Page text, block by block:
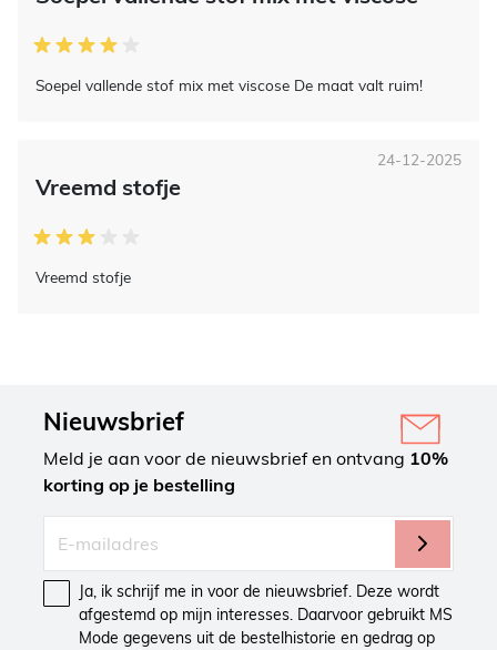
Soepel vallende stof mix met viscose De maat valt ruim!
Vreemd stofje
Vreemd stofje
24-12-2025
Nieuwsbrief
Meld je aan voor de nieuwsbrief en ontvang 10%
korting op je bestelling
Ja, ik schrijf me in voor de nieuwsbrief. Deze wordt
afgestemd op mijn interesses. Daarvoor gebruikt MS
Mode gegevens uit de bestelhistorie en gedrag op